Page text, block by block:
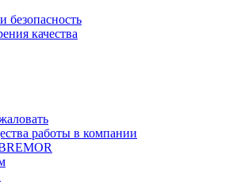
безопасность
качества
работы в компании